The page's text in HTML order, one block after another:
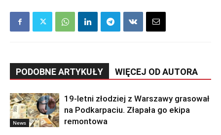
PODOBNE ARTYKUŁY WIĘCEJ OD AUTORA
News
19-letni złodziej z Warszawy grasował
na Podkarpaciu. Złapała go ekipa
remontowa